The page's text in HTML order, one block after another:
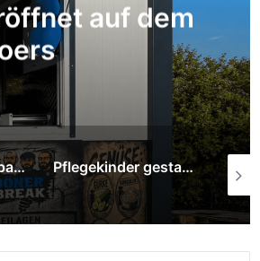
auf der
Pflegekinder gestalten mit Graffiti-Kunst neue Räume im Pflegekinderdienst SPD Moers ehrt langjährige Mitglieder